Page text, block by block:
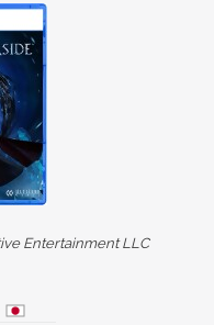
Entertainment LLC